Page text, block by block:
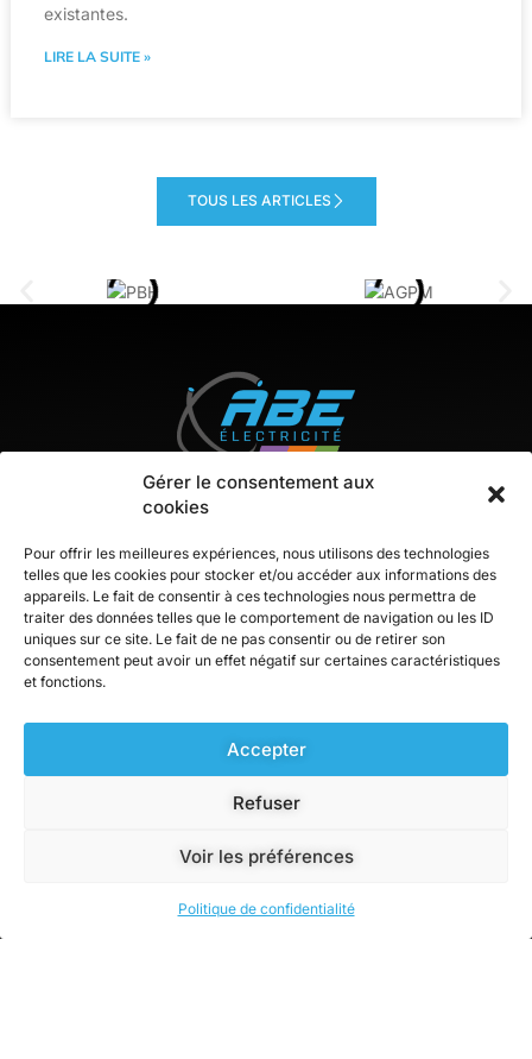
Gérer le consentement aux
cookies
Pour offrir les meilleures expériences, nous utilisons des technologies
telles que les cookies pour stocker et/ou accéder aux informations des
appareils. Le fait de consentir à ces technologies nous permettra de
traiter des données telles que le comportement de navigation ou les ID
uniques sur ce site. Le fait de ne pas consentir ou de retirer son
consentement peut avoir un effet négatif sur certaines caractéristiques
et fonctions.
Accepter
Refuser
Voir les préférences
Politique de confidentialité
existantes.
LIRE LA SUITE »
TOUS LES ARTICLES
Contact
ZA Berlanne, 28 rue du pont long
Vendredi : 8h-12h
Copyright © 2024 ABE, tous droits réservés.
Réalisé par l'agence et-cetera